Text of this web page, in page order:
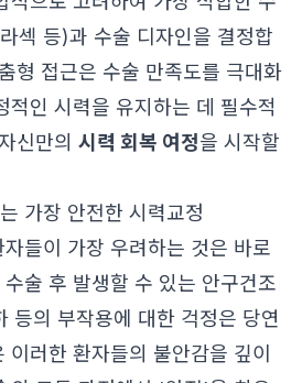
섹 등)과 수술 디자인을 결정합
형 접근은 수술 만족도를 극대화
적인 시력을 유지하는 데 필수적
신만의 시력 회복 여정을 시작할
가장 안전한 시력교정
들이 가장 우려하는 것은 바로
술 후 발생할 수 있는 안구건조
등의 부작용에 대한 걱정은 당연
이러한 환자들의 불안감을 깊이